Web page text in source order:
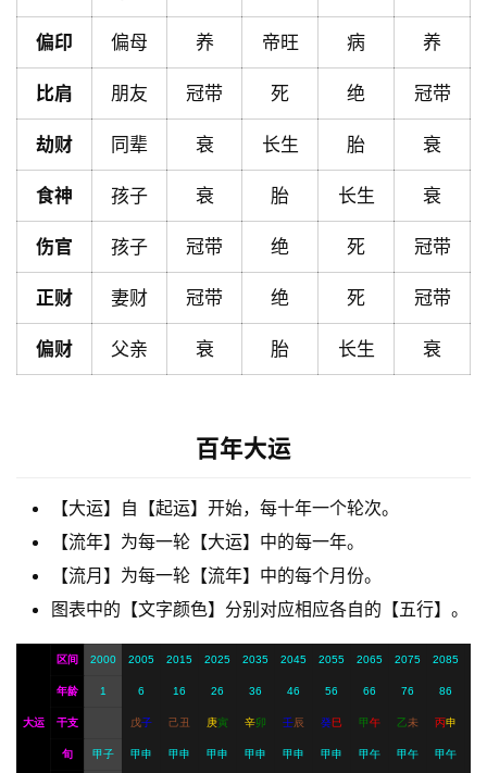
黄
历
理
A
务
员
登录 注册
偏印 偏母 养 帝旺 病 养
比肩 朋友 冠带 死 绝 冠带
劫财 同辈 衰 长生 胎 衰
食神 孩子 衰 胎 长生 衰
伤官 孩子 冠带 绝 死 冠带
正财 妻财 冠带 绝 死 冠带
偏财 父亲 衰 胎 长生 衰
百年大运
【大运】自【起运】开始，每十年一个轮次。
【流年】为每一轮【大运】中的每一年。
【流月】为每一轮【流年】中的每个月份。
图表中的【文字颜色】分别对应相应各自的【五行】。
大运
区间 2000 2005 2015 2025 2035 2045 2055 2065 2075 2085
年龄 1 6 16 26 36 46 56 66 76 86
干支 戊子 己丑 庚寅 辛卯 壬辰 癸巳 甲午 乙未 丙申
旬 甲子 甲申 甲申 甲申 甲申 甲申 甲申 甲午 甲午 甲午